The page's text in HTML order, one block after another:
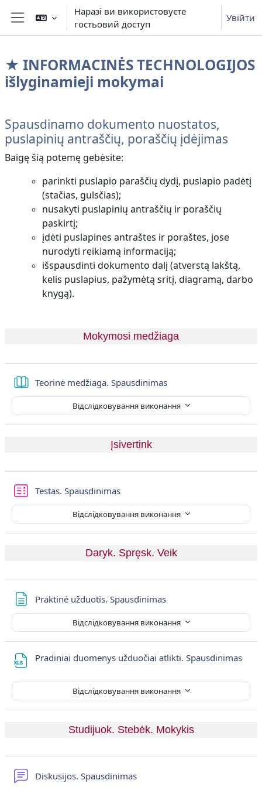
Перейти до головного вмісту
Бокова панель
Наразі ви використовуєте
гостьовий доступ
Увійти
★ INFORMACINĖS TECHNOLOGIJOS
išlyginamieji mokymai
Схема розділу
Spausdinamo dokumento nuostatos,
puslapinių antraščių, poraščių įdėjimas
Baigę šią potemę gebėsite:
parinkti puslapio paraščių dydį, puslapio padėtį
(stačias, gulsčias);
nusakyti puslapinių antraščių ir poraščių
paskirtį;
įdėti puslapines antraštes ir poraštes, jose
nurodyti reikiamą informaciją;
išspausdinti dokumento dalį (atverstą lakštą,
kelis puslapius, pažymėtą sritį, diagramą, darbo
knygą).
Mokymosi medžiaga
Teorinė medžiaga. SpausdinimasКнига
Відслідковування виконання
Įsivertink
Testas. SpausdinimasТест
Відслідковування виконання
Daryk. Spręsk. Veik
Praktinė užduotis. SpausdinimasСторінка
Відслідковування виконання
Pradiniai duomenys užduočiai atlikti. Spausdinimas
Відслідковування виконання
Studijuok. Stebėk. Mokykis
Diskusijos. Spausdinimas